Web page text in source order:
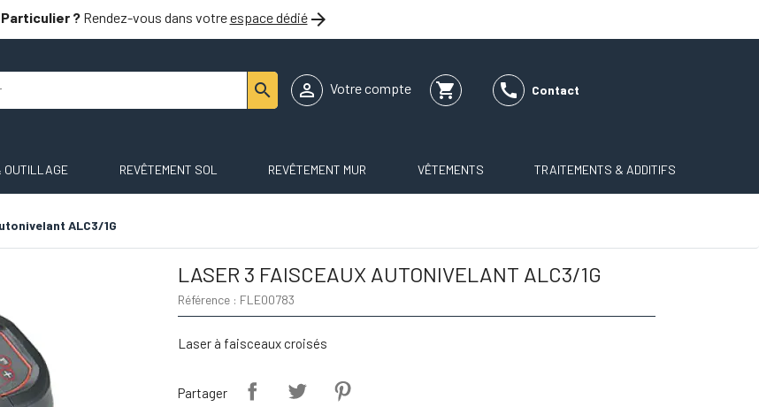
Particulier ?Rendez-vous dans votreespace dédié
  Votre compte shopping_cart  Contact
OUTILLAGE REVÊTEMENT SOL REVÊTEMENT MUR VÊTEMENTS TRAITEMENTS & ADDITIFS
ALC3/1G
LASER 3 FAISCEAUX AUTONIVELANT ALC3/1G
Référence : FLE00783
Laser à faisceaux croisés
Partager